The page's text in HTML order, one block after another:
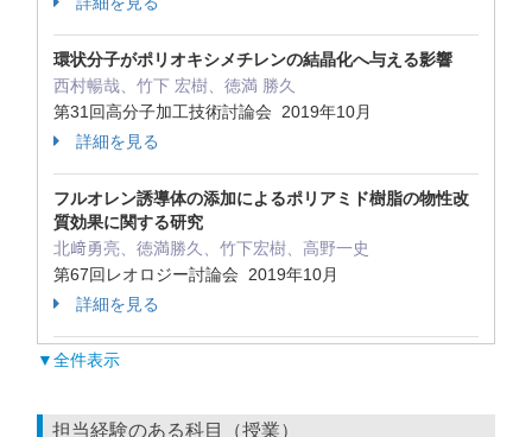
環状分子がポリオキシメチレンの結晶化へ与える影響
西村暢哉、竹下 宏樹、徳満 勝久
第31回高分子加工技術討論会 2019年10月
詳細を見る
フルオレン誘導体の添加によるポリアミド樹脂の物性改
質効果に関する研究
北﨑勇亮、徳満勝久、竹下宏樹、高野一史
第67回レオロジー討論会 2019年10月
詳細を見る
▼全件表示
担当経験のある科目（授業）